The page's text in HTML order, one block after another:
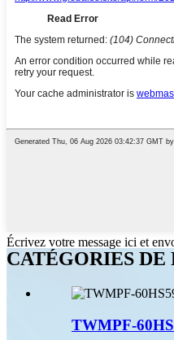
Écrivez votre message ici et
CATÉGORIES DE
TWMPF-